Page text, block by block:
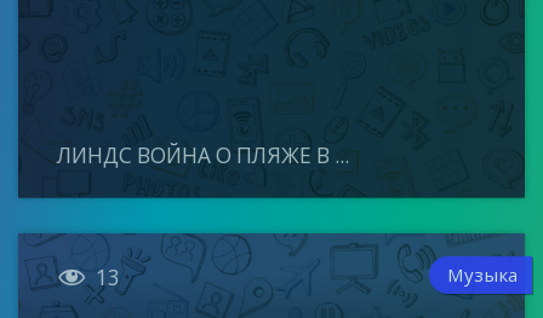
ЛИНДС ВОЙНА О ПЛЯЖЕ В ...
 13 Музыка